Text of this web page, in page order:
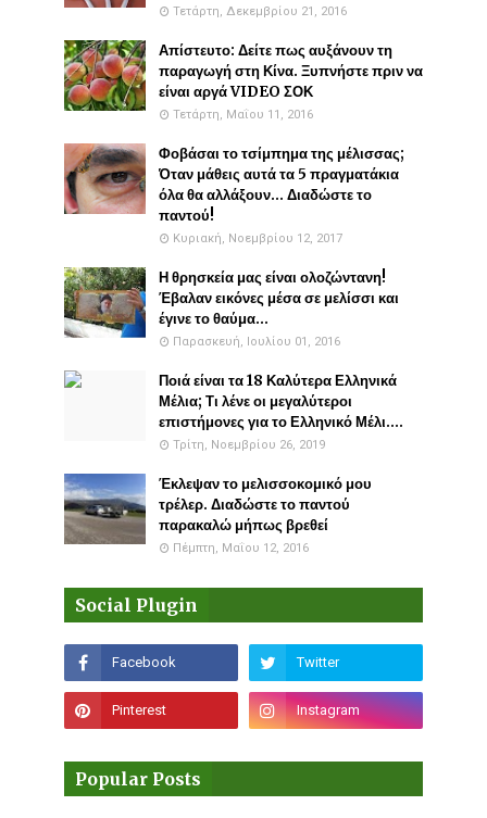
Τετάρτη, Δεκεμβρίου 21, 2016
Απίστευτο: Δείτε πως αυξάνουν τη
παραγωγή στη Κίνα. Ξυπνήστε πριν να
είναι αργά VIDEO ΣΟΚ
Τετάρτη, Μαΐου 11, 2016
Φοβάσαι το τσίμπημα της μέλισσας;
Όταν μάθεις αυτά τα 5 πραγματάκια
όλα θα αλλάξουν... Διαδώστε το
παντού!
Κυριακή, Νοεμβρίου 12, 2017
Η θρησκεία μας είναι ολοζώντανη!
Έβαλαν εικόνες μέσα σε μελίσσι και
έγινε το θαύμα...
Παρασκευή, Ιουλίου 01, 2016
Ποιά είναι τα 18 Καλύτερα Ελληνικά
Μέλια; Τι λένε οι μεγαλύτεροι
επιστήμονες για το Ελληνικό Μέλι....
Τρίτη, Νοεμβρίου 26, 2019
Έκλεψαν το μελισσοκομικό μου
τρέλερ. Διαδώστε το παντού
παρακαλώ μήπως βρεθεί
Πέμπτη, Μαΐου 12, 2016
Social Plugin
Popular Posts